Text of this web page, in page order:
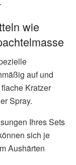
wie
auf und
Kratzer
Spray.
Ihres Sets
sich je
Aushärten